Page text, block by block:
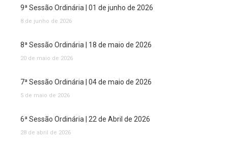
9ª Sessão Ordinária | 01 de junho de 2026
8 de junho de 2026
8ª Sessão Ordinária | 18 de maio de 2026
20 de maio de 2026
7ª Sessão Ordinária | 04 de maio de 2026
5 de maio de 2026
6ª Sessão Ordinária | 22 de Abril de 2026
28 de abril de 2026